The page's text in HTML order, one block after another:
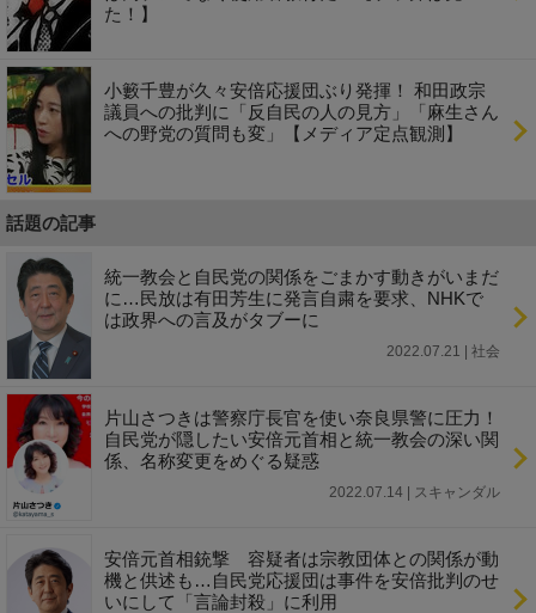
た！】
小籔千豊が久々安倍応援団ぶり発揮！ 和田政宗
議員への批判に「反自民の人の見方」「麻生さん
への野党の質問も変」【メディア定点観測】
話題の記事
統一教会と自民党の関係をごまかす動きがいまだ
に…民放は有田芳生に発言自粛を要求、NHKで
は政界への言及がタブーに
2022.07.21 | 社会
片山さつきは警察庁長官を使い奈良県警に圧力！
自民党が隠したい安倍元首相と統一教会の深い関
係、名称変更をめぐる疑惑
2022.07.14 | スキャンダル
安倍元首相銃撃 容疑者は宗教団体との関係が動
機と供述も…自民党応援団は事件を安倍批判のせ
いにして「言論封殺」に利用